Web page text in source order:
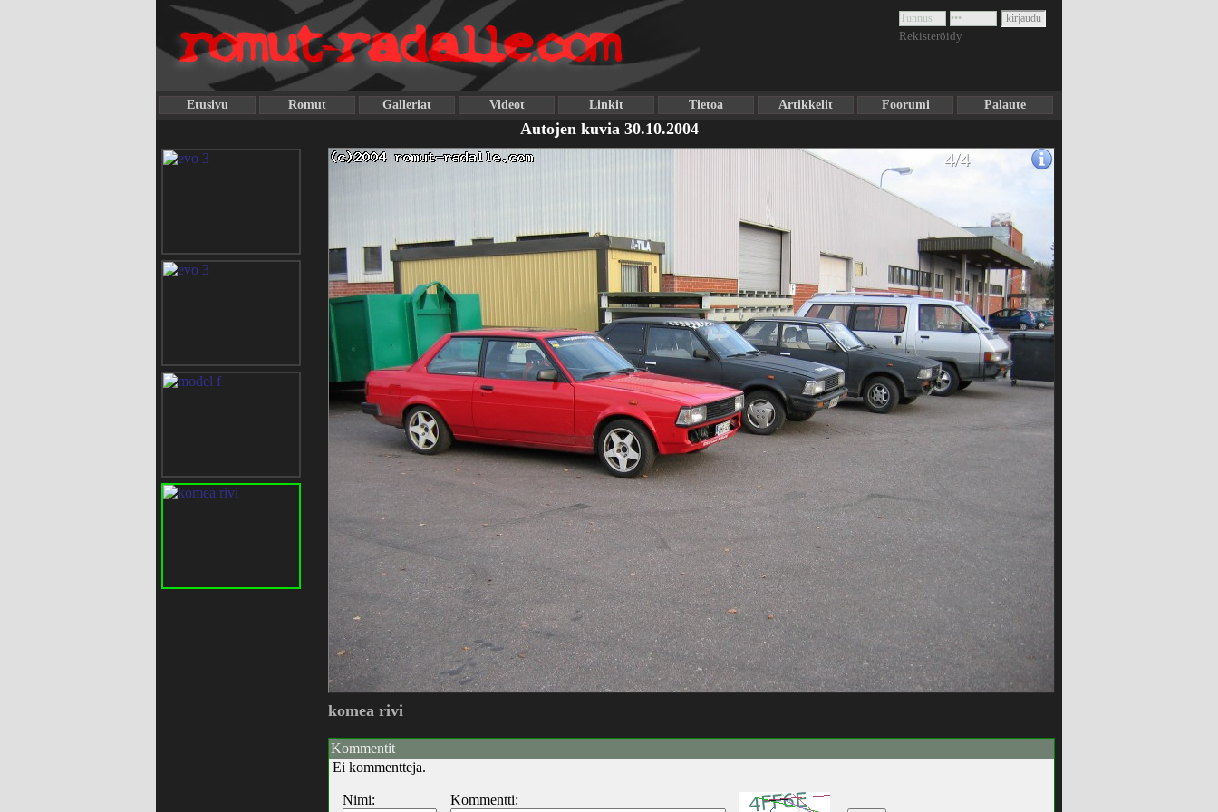
Rekisteröidy
Etusivu Romut Galleriat Videot Linkit Tietoa Artikkelit Foorumi Palaute
Autojen kuvia 30.10.2004
4/4
komea rivi
Kommentit
Ei kommentteja.
Nimi: Kommentti: